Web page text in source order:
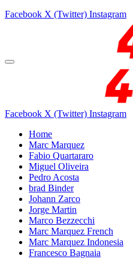
Facebook X (Twitter) Instagram
Facebook X (Twitter) Instagram
Home
Marc Marquez
Fabio Quartararo
Miguel Oliveira
Pedro Acosta
brad Binder
Johann Zarco
Jorge Martin
Marco Bezzecchi
Marc Marquez French
Marc Marquez Indonesia
Francesco Bagnaia